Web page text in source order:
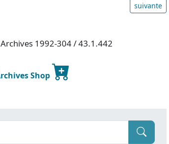
suivante
1992-304 / 43.1.442
Shop